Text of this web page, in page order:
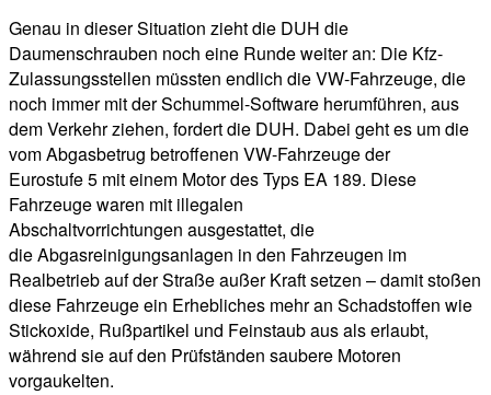
Genau in dieser Situation zieht die DUH die
Daumenschrauben noch eine Runde weiter an: Die Kfz-
Zulassungsstellen müssten endlich die VW-Fahrzeuge, die
noch immer mit der Schummel-Software herumführen, aus
dem Verkehr ziehen, fordert die DUH. Dabei geht es um die
vom Abgasbetrug betroffenen VW-Fahrzeuge der
Eurostufe 5 mit einem Motor des Typs EA 189. Diese
Fahrzeuge waren mit illegalen
Abschaltvorrichtungen ausgestattet, die
die Abgasreinigungsanlagen in den Fahrzeugen im
Realbetrieb auf der Straße außer Kraft setzen – damit stoßen
diese Fahrzeuge ein Erhebliches mehr an Schadstoffen wie
Stickoxide, Rußpartikel und Feinstaub aus als erlaubt,
während sie auf den Prüfständen saubere Motoren
vorgaukelten.